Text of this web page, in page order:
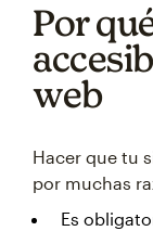
Por
web
Hacer que tu
por muchas
Es